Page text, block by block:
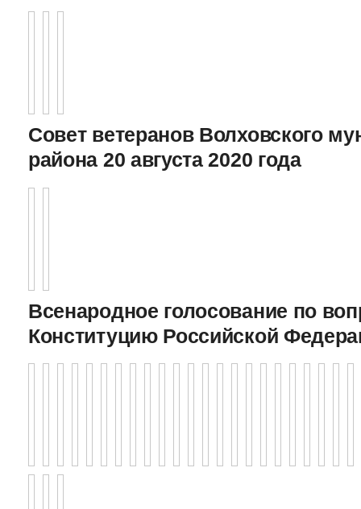
Совет ветеранов Волховского
района 20 августа 2020 года
Всенародное голосование по
Конституцию Российской